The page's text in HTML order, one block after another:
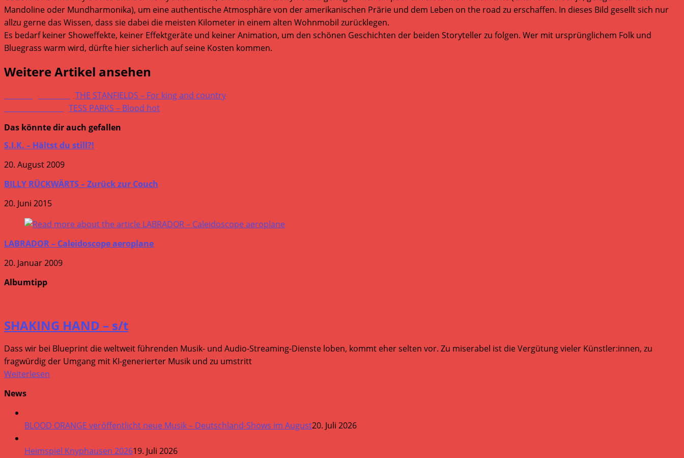
Mandoline oder Mundharmonika), um eine authentische Atmosphäre von der amerikanischen Prärie und dem Leben on the road zu erschaffen. In dieses Bild gesellt sich nur
allzu gerne das Wissen, dass sie dabei die meisten Kilometer in einem alten Wohnmobil zurücklegen.
Es bedarf keiner Showeffekte, keiner Effektgeräte und keiner Animation, um den schönen Geschichten der beiden Storyteller zu folgen. Wer mit ursprünglichem Folk und
Bluegrass warm wird, dürfte hier sicherlich auf seine Kosten kommen.
Weitere Artikel ansehen
THE STANFIELDS – For king and country
TESS PARKS – Blood hot
Das könnte dir auch gefallen
S.I.K. – Hältst du still?!
20. August 2009
BILLY RÜCKWÄRTS – Zurück zur Couch
20. Juni 2015
LABRADOR – Caleidoscope aeroplane
20. Januar 2009
Albumtipp
SHAKING HAND – s/t
Dass wir bei Blueprint die weltweit führenden Musik- und Audio-Streaming-Dienste loben, kommt eher selten vor. Zu miserabel ist die Vergütung vieler Künstler:innen, zu
fragwürdig der Umgang mit KI-generierter Musik und zu umstritt
Weiterlesen
News
BLOOD ORANGE veröffentlicht neue Musik – Deutschland-Shows im August20. Juli 2026
Heimspiel Knyphausen 202619. Juli 2026